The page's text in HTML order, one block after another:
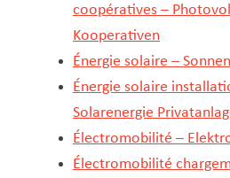
coopératives –
Kooperativen
Énergie solaire –
Énergie solaire
Solarenergie
Électromobilité –
Électromobilité